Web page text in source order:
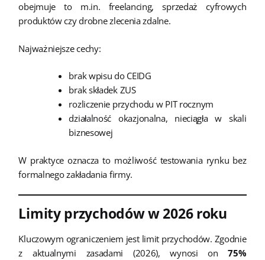
obejmuje to m.in. freelancing, sprzedaż cyfrowych
produktów czy drobne zlecenia zdalne.
Najważniejsze cechy:
brak wpisu do CEIDG
brak składek ZUS
rozliczenie przychodu w PIT rocznym
działalność okazjonalna, nieciągła w skali
biznesowej
W praktyce oznacza to możliwość testowania rynku bez
formalnego zakładania firmy.
Limity przychodów w 2026 roku
Kluczowym ograniczeniem jest limit przychodów. Zgodnie
z aktualnymi zasadami (2026), wynosi on75%